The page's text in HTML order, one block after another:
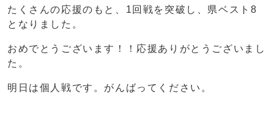
たくさんの応援のもと、1回戦を突破し、県ベスト8
となりました。
おめでとうございます！！応援ありがとうございまし
た。
明日は個人戦です。がんばってください。